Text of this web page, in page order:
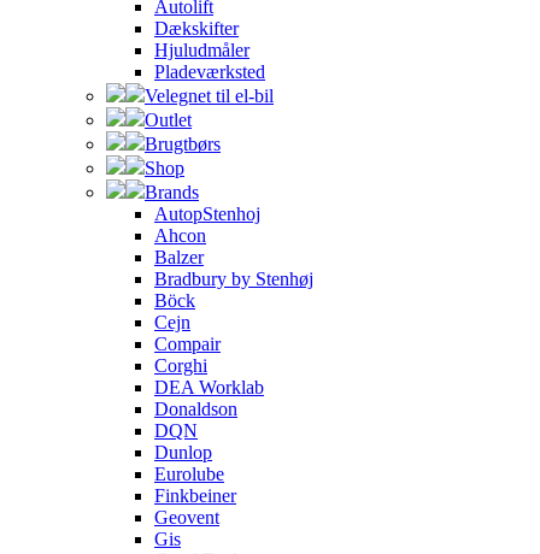
Autolift
Dækskifter
Hjuludmåler
Pladeværksted
Velegnet til el-bil
Outlet
Brugtbørs
Shop
Brands
AutopStenhoj
Ahcon
Balzer
Bradbury by Stenhøj
Böck
Cejn
Compair
Corghi
DEA Worklab
Donaldson
DQN
Dunlop
Eurolube
Finkbeiner
Geovent
Gis